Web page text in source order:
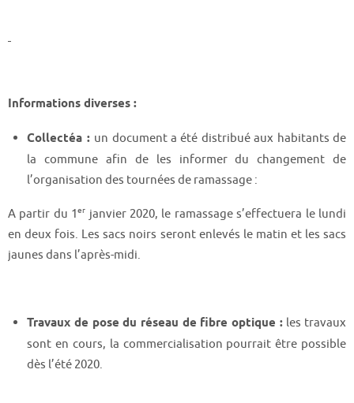
Informations diverses :
Collectéa : un document a été distribué aux habitants de
la commune afin de les informer du changement de
l’organisation des tournées de ramassage :
A partir du 1er janvier 2020, le ramassage s’effectuera le lundi
en deux fois. Les sacs noirs seront enlevés le matin et les sacs
jaunes dans l’après-midi.
Travaux de pose du réseau de fibre optique : les travaux
sont en cours, la commercialisation pourrait être possible
dès l’été 2020.